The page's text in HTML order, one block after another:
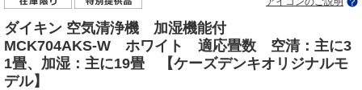
ダイキン 空気清浄機 加湿機能付
MCK704AKS-W ホワイト 適応畳数 空清：主に3
1畳、加湿：主に19畳 【ケーズデンキオリジナルモ
デル】